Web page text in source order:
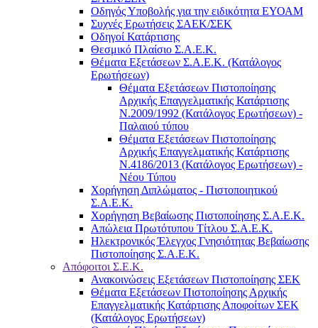
Οδηγός Υποβολής για την ειδικότητα ΕΥΟΑΜ
Συχνές Ερωτήσεις ΣΑΕΚ/ΣΕΚ
Οδηγοί Κατάρτισης
Θεσμικό Πλαίσιο Σ.Α.Ε.Κ.
Θέματα Εξετάσεων Σ.Α.Ε.Κ. (Κατάλογος
Ερωτήσεων)
Θέματα Εξετάσεων Πιστοποίησης
Αρχικής Επαγγελματικής Κατάρτισης
Ν.2009/1992 (Κατάλογος Ερωτήσεων) -
Παλαιού τύπου
Θέματα Εξετάσεων Πιστοποίησης
Αρχικής Επαγγελματικής Κατάρτισης
Ν.4186/2013 (Κατάλογος Ερωτήσεων) -
Νέου Τύπου
Χορήγηση Διπλώματος - Πιστοποιητικού
Σ.Α.Ε.Κ.
Χορήγηση Βεβαίωσης Πιστοποίησης Σ.Α.Ε.Κ.
Απώλεια Πρωτότυπου Τίτλου Σ.Α.Ε.Κ.
Ηλεκτρονικός Έλεγχος Γνησιότητας Βεβαίωσης
Πιστοποίησης Σ.Α.Ε.Κ.
Απόφοιτοι Σ.Ε.Κ.
Ανακοινώσεις Εξετάσεων Πιστοποίησης ΣΕΚ
Θέματα Εξετάσεων Πιστοποίησης Αρχικής
Επαγγελματικής Κατάρτισης Αποφοίτων ΣΕΚ
(Κατάλογος Ερωτήσεων)